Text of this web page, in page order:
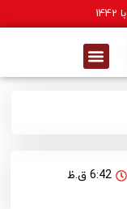
1442
6:42 ق.ظ